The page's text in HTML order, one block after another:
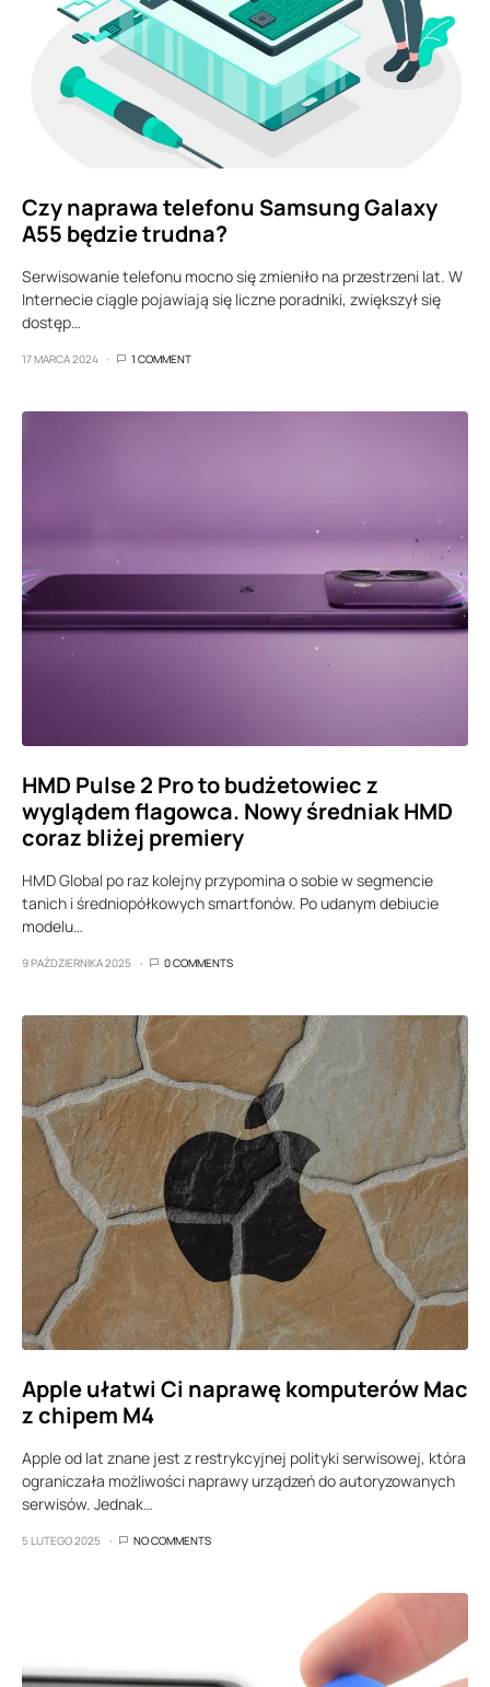
Czy naprawa telefonu Samsung Galaxy
A55 będzie trudna?
Serwisowanie telefonu mocno się zmieniło na przestrzeni lat. W
Internecie ciągle pojawiają się liczne poradniki, zwiększył się
dostęp…
17 MARCA 2024 1 COMMENT
HMD Pulse 2 Pro to budżetowiec z
wyglądem flagowca. Nowy średniak HMD
coraz bliżej premiery
HMD Global po raz kolejny przypomina o sobie w segmencie
tanich i średniopółkowych smartfonów. Po udanym debiucie
modelu…
9 PAŹDZIERNIKA 2025 0 COMMENTS
Apple ułatwi Ci naprawę komputerów Mac
z chipem M4
Apple od lat znane jest z restrykcyjnej polityki serwisowej, która
ograniczała możliwości naprawy urządzeń do autoryzowanych
serwisów. Jednak…
5 LUTEGO 2025 NO COMMENTS